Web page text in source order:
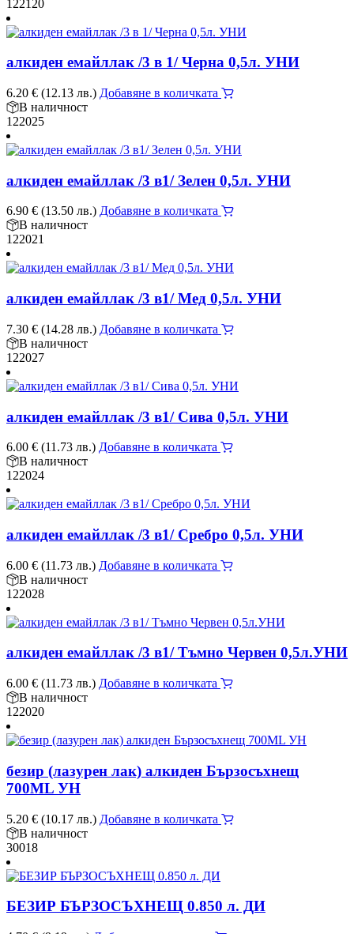
122120
алкиден емайллак /3 в 1/ Черна 0,5л. УНИ
6.20 € (12.13 лв.) Добавяне в количката
В наличност
122025
алкиден емайллак /3 в1/ Зелен 0,5л. УНИ
6.90 € (13.50 лв.) Добавяне в количката
В наличност
122021
алкиден емайллак /3 в1/ Мед 0,5л. УНИ
7.30 € (14.28 лв.) Добавяне в количката
В наличност
122027
алкиден емайллак /3 в1/ Сива 0,5л. УНИ
6.00 € (11.73 лв.) Добавяне в количката
В наличност
122024
алкиден емайллак /3 в1/ Сребро 0,5л. УНИ
6.00 € (11.73 лв.) Добавяне в количката
В наличност
122028
алкиден емайллак /3 в1/ Тъмно Червен 0,5л.УНИ
6.00 € (11.73 лв.) Добавяне в количката
В наличност
122020
безир (лазурен лак) алкиден Бързосъхнещ
700ML УН
5.20 € (10.17 лв.) Добавяне в количката
В наличност
30018
БЕЗИР БЪРЗОСЪХНЕЩ 0.850 л. ДИ